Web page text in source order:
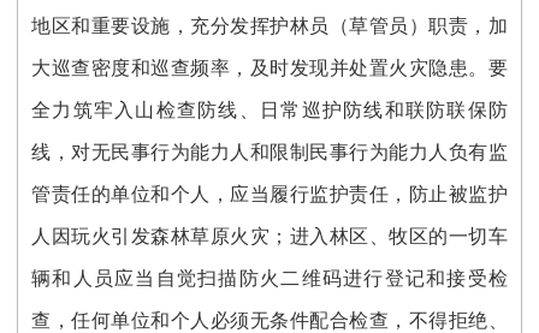
地区和重要设施，充分发挥护林员（草管员）职责，加
大巡查密度和巡查频率，及时发现并处置火灾隐患。要
全力筑牢入山检查防线、日常巡护防线和联防联保防
线，对无民事行为能力人和限制民事行为能力人负有监
管责任的单位和个人，应当履行监护责任，防止被监护
人因玩火引发森林草原火灾；进入林区、牧区的一切车
辆和人员应当自觉扫描防火二维码进行登记和接受检
查，任何单位和个人必须无条件配合检查，不得拒绝、